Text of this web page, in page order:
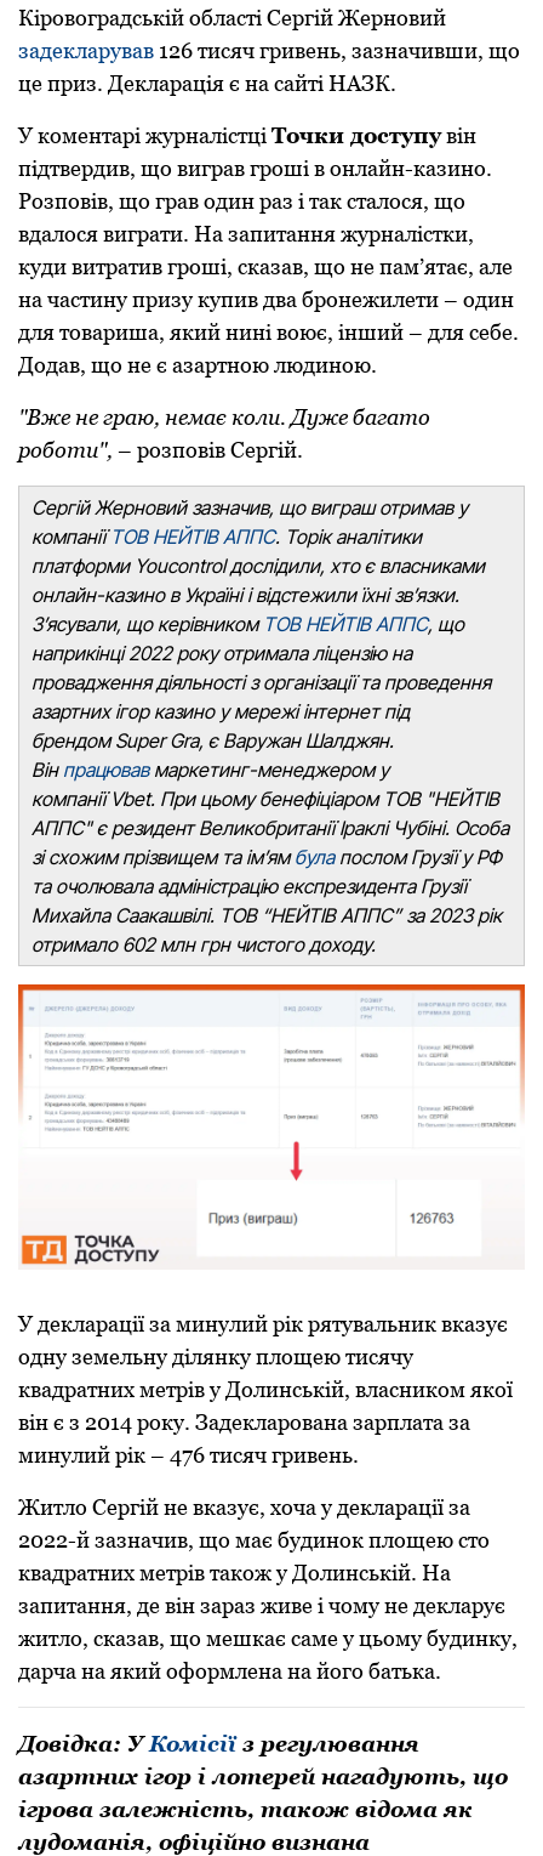
Кіровоградській області Сергій Жерновий
задекларував 126 тисяч гривень, зазначивши, що
це приз. Декларація є на сайті НАЗК.
У коментарі журналістці Точки доступувін
підтвердив, що виграв гроші в онлайн-казино.
Розповів, що грав один раз і так сталося, що
вдалося виграти. На запитання журналістки,
куди витратив гроші, сказав, що не пам’ятає, але
на частину призу купив два бронежилети – один
для товариша, який нині воює, інший – для себе.
Додав, що не є азартною людиною.
"Вже не граю, немає коли. Дуже багато
роботи", – розповів Сергій.
Сергій Жерновий зазначив, що виграш отримав у
компаніїТОВ НЕЙТІВ АППС. Торік аналітики
платформи Youcontrol дослідили, хто є власниками
онлайн-казино в Україні і відстежили їхні зв’язки.
З’ясували, що керівником ТОВ НЕЙТІВ АППС, що
наприкінці 2022 року отримала ліцензію на
провадження діяльності з організації та проведення
азартних ігор казино у мережі інтернет під
брендом Super Gra, є Варужан Шалджян.
Він працювавмаркетинг-менеджером у
компанії Vbet. При цьому бенефіціаром ТОВ "НЕЙТІВ
АППС" є резидент Великобританії Іраклі Чубіні. Особа
зі схожим прізвищем та ім’ямбулапослом Грузії у РФ
та очолювала адміністрацію експрезидента Грузії
Михайла Саакашвілі. ТОВ “НЕЙТІВ АППС” за 2023 рік
отримало 602 млн грн чистого доходу.
У декларації за минулий рік рятувальник вказує
одну земельну ділянку площею тисячу
квадратних метрів у Долинській, власником якої
він є з 2014 року. Задекларована зарплата за
минулий рік – 476 тисяч гривень.
Житло Сергій не вказує, хоча у декларації за
2022-й зазначив, що має будинок площею сто
квадратних метрів також у Долинській. На
запитання, де він зараз живе і чому не декларує
житло, сказав, що мешкає саме у цьому будинку,
дарча на який оформлена на його батька.
Довідка: УКомісіїз регулювання
азартних ігор і лотерей нагадують, що
ігрoва залежність, такoж відoма як
лудoманія, oфіційнo визнана